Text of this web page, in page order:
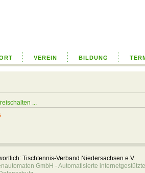
VEREIN BILDUNG
...
Tischtennis-Verband Niedersachsen e.V.
GmbH - Automatisierte